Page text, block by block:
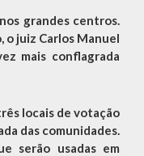
grandes centros.
o juiz Carlos Manuel
mais conflagrada
locais de votação
das comunidades.
serão usadas em